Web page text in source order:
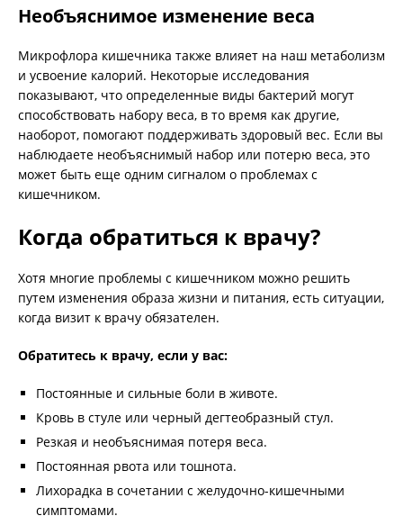
Необъяснимое изменение веса
Микрофлора кишечника также влияет на наш метаболизм
и усвоение калорий. Некоторые исследования
показывают, что определенные виды бактерий могут
способствовать набору веса, в то время как другие,
наоборот, помогают поддерживать здоровый вес. Если вы
наблюдаете необъяснимый набор или потерю веса, это
может быть еще одним сигналом о проблемах с
кишечником.
Когда обратиться к врачу?
Хотя многие проблемы с кишечником можно решить
путем изменения образа жизни и питания, есть ситуации,
когда визит к врачу обязателен.
Обратитесь к врачу, если у вас:
Постоянные и сильные боли в животе.
Кровь в стуле или черный дегтеобразный стул.
Резкая и необъяснимая потеря веса.
Постоянная рвота или тошнота.
Лихорадка в сочетании с желудочно-кишечными
симптомами.